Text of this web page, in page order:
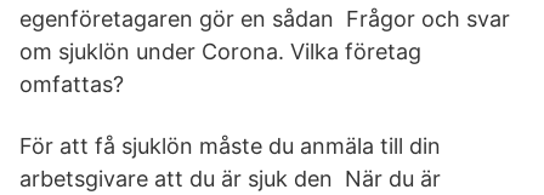
egenföretagaren gör en sådan Frågor och svar
om sjuklön under Corona. Vilka företag
omfattas?
För att få sjuklön måste du anmäla till din
arbetsgivare att du är sjuk den När du är